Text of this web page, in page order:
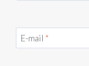
E-mail *